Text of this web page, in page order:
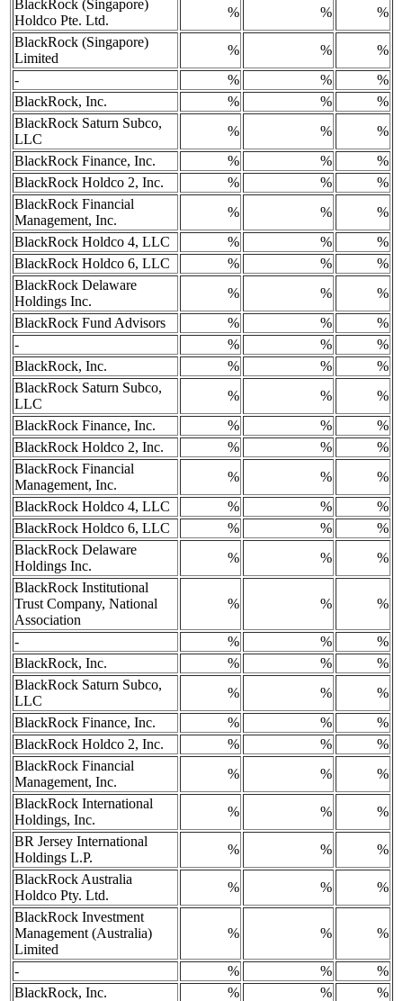
BlackRock (Singapore)
Holdco Pte. Ltd.
% %
%
BlackRock (Singapore)
Limited
% %
%
-
% %
%
BlackRock, Inc.
% %
%
BlackRock Saturn Subco,
LLC
% %
%
BlackRock Finance, Inc.
% %
%
BlackRock Holdco 2, Inc.
% %
%
BlackRock Financial
Management, Inc.
% %
%
BlackRock Holdco 4, LLC
% %
%
BlackRock Holdco 6, LLC
% %
%
BlackRock Delaware
Holdings Inc.
% %
%
BlackRock Fund Advisors
% %
%
-
% %
%
BlackRock, Inc.
% %
%
BlackRock Saturn Subco,
LLC
% %
%
BlackRock Finance, Inc.
% %
%
BlackRock Holdco 2, Inc.
% %
%
BlackRock Financial
Management, Inc.
% %
%
BlackRock Holdco 4, LLC
% %
%
BlackRock Holdco 6, LLC
% %
%
BlackRock Delaware
Holdings Inc.
% %
%
BlackRock Institutional
Trust Company, National
Association
% % %
- % %
%
BlackRock, Inc.
% %
%
BlackRock Saturn Subco,
LLC
% %
%
BlackRock Finance, Inc.
% %
%
BlackRock Holdco 2, Inc.
% %
%
BlackRock Financial
Management, Inc.
% %
%
BlackRock International
Holdings, Inc.
% %
%
BR Jersey International
Holdings L.P.
% %
%
BlackRock Australia
Holdco Pty. Ltd.
% %
%
BlackRock Investment
Management (Australia)
Limited
% % %
- % %
%
BlackRock, Inc.
% %
%